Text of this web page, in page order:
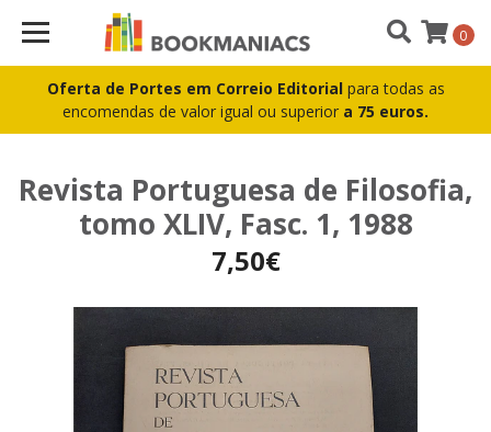
Oferta de Portes em Correio Editorial para todas as
encomendas de valor igual ou superior a 75 euros.
0
Revista Portuguesa de Filosofia,
tomo XLIV, Fasc. 1, 1988
7,50€